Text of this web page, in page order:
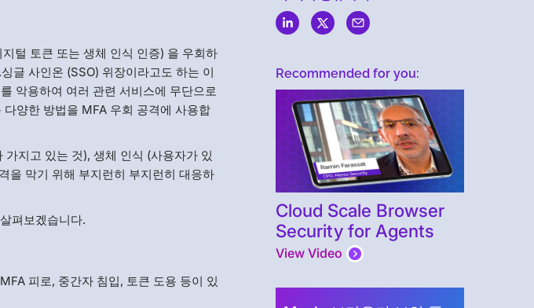
털 토큰 또는 생체 인식 인증) 을 우회하
글 사인온 (SSO) 위장이라고도 하는 이
악용하여 여러 관련 서비스에 무단으로
양한 방법을 MFA 우회 공격에 사용합
지고 있는 것), 생체 인식 (사용자가 있
을 막기 위해 부지런히 부지런히 대응하
펴보겠습니다.
피로, 중간자 침입, 토큰 도용 등이 있
Recommended for you:
Cloud Scale Browser
Security for Agents
View Video